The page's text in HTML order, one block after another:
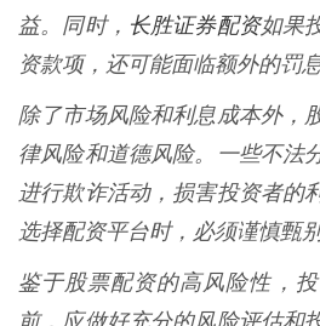
益。同时， 长胜证券配资如果
资款项，还可能面临额外的罚
除了市场风险和利息成本外，
律风险和道德风险。一些不法
进行欺诈活动，损害投资者的
选择配资平台时，必须谨慎甄
鉴于股票配资的高风险性，